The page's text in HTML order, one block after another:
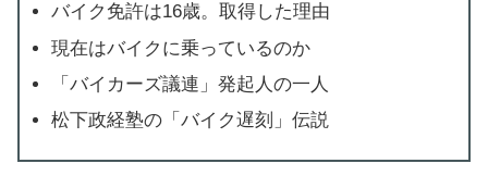
バイク免許は16歳。取得した理由
現在はバイクに乗っているのか
「バイカーズ議連」発起人の一人
松下政経塾の「バイク遅刻」伝説